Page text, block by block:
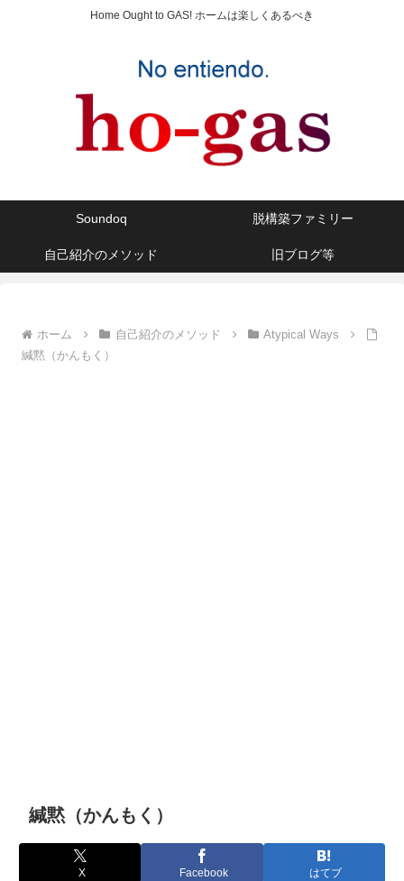
Home Ought to GAS! ホームは楽しくあるべき
Soundoq 脱構築ファミリー
自己紹介のメソッド 旧ブログ等
ホーム 自己紹介のメソッド
Atypical Ways
緘黙（かんもく）
緘黙（かんもく）
X Facebook はてブ